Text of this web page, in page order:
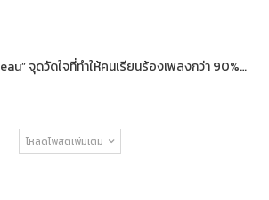
จุดวัดใจที่ทำให้คนเรียนร้องเพลงกว่า 90%…
โหลดโพสต์เพิ่มเติม